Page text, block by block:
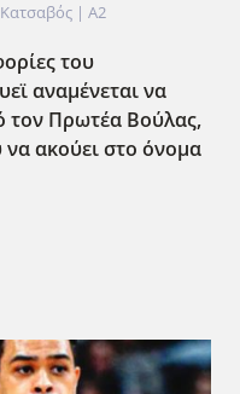
|A2
του
αναμένεται να
τον Πρωτέα Βούλας,
να ακούει στο όνομα